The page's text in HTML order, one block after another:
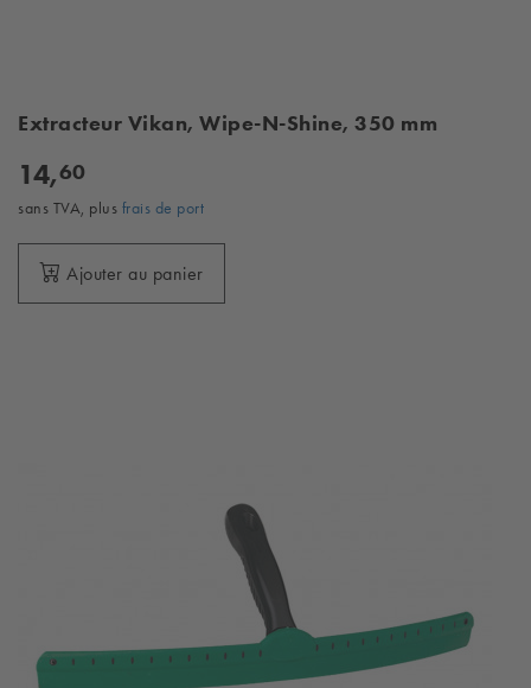
Extracteur Vikan, Wipe-N-Shine, 350 mm
14,60
sans TVA, plus frais de port
Ajouter au panier